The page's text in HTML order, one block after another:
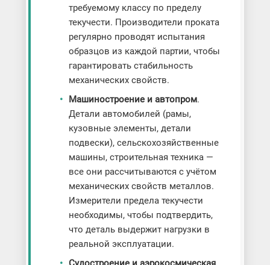
требуемому классу по пределу
текучести. Производители проката
регулярно проводят испытания
образцов из каждой партии, чтобы
гарантировать стабильность
механических свойств.
Машиностроение и автопром.
Детали автомобилей (рамы,
кузовные элементы, детали
подвески), сельскохозяйственные
машины, строительная техника —
все они рассчитываются с учётом
механических свойств металлов.
Измерители предела текучести
необходимы, чтобы подтвердить,
что деталь выдержит нагрузки в
реальной эксплуатации.